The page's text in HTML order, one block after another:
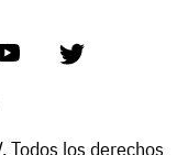
Todos los derechos